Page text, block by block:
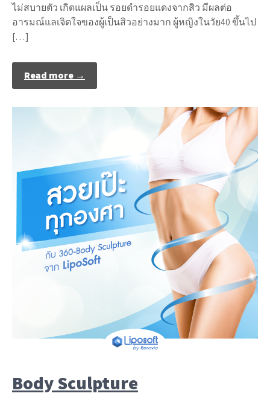
ไม่สบายตัว เกิดแผลเป็น รอยดำรอยแดงจากสิว มีผลต่อ
อารมณ์แลเจิตใจของผู้เป็นสิวอย่างมาก ผู้หญิงในวัย40 ขึ้นไป
[…]
Read more →
Body Sculpture